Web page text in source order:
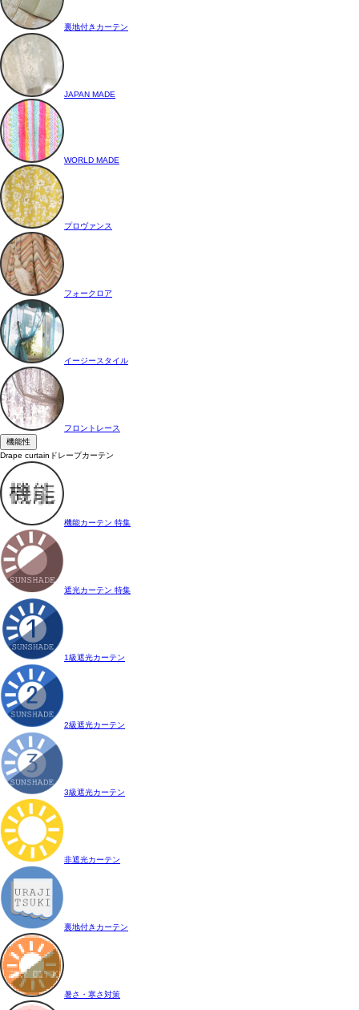
裏地付きカーテン
JAPAN MADE
WORLD MADE
プロヴァンス
フォークロア
イージースタイル
フロントレース
機能性
Drape curtain ドレープカーテン
機能カーテン 特集
遮光カーテン 特集
1級遮光カーテン
2級遮光カーテン
3級遮光カーテン
非遮光カーテン
裏地付きカーテン
暑さ・寒さ対策